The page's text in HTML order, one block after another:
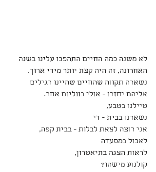
לא משנה כמה החיים התהפכו עלינו בשנה
האחרונה, זה היה קצת יותר מידי ארוך.
נשארה תקווה שהחיים שהיינו רגילים
אליהם יחזרו - אולי בווליום אחר.
טיילנו בטבע,
נשארנו בבית - די
אני רוצה לצאת לבלות - בבית קפה,
לאכול במסעדה
לראות הצגה בתיאטרון,
קולנוע מישהו?